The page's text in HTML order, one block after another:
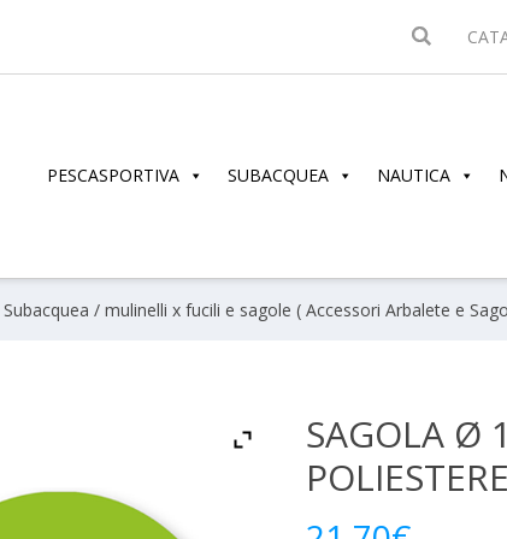
PESCASPORTIVA SUBACQUEA NAUTICA
Subacquea / mulinelli x fucili e sagole ( Accessori Arbalete e
SAGOLA Ø